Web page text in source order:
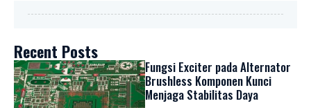
Recent Posts
Fungsi Exciter pada Alternator
Brushless Komponen Kunci
Menjaga Stabilitas Daya